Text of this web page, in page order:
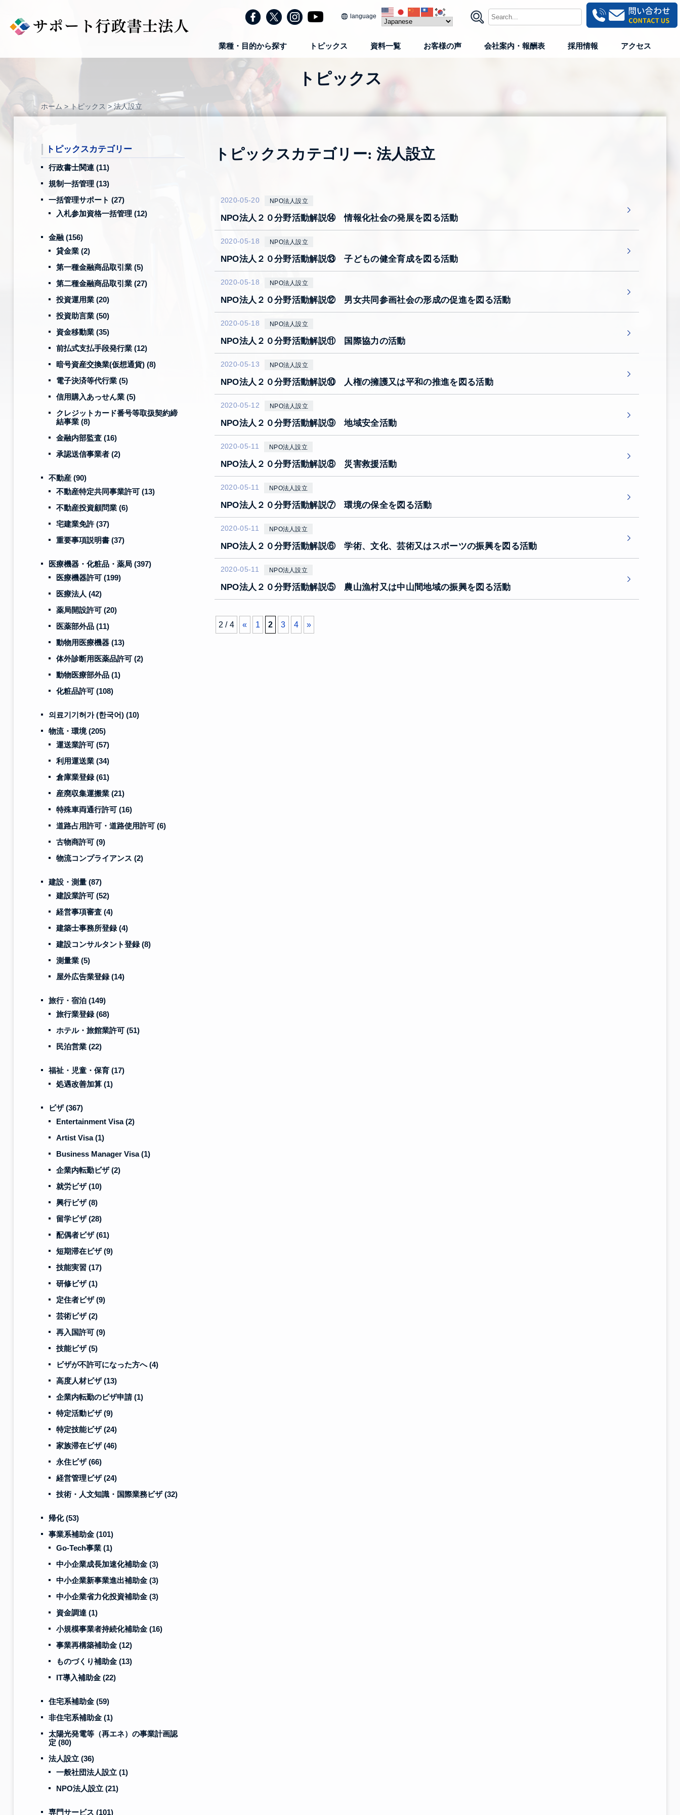
content
language
業種・目的から探す トピックス 資料一覧 お客様の声 会社案内・報酬表 採用情報 アクセス
トピックス
ホーム > トピックス > 法人設立
トピックスカテゴリー: 法人設立
2020-05-20 NPO法人設立
NPO法人２０分野活動解説⑭ 情報化社会の発展を図る活動
2020-05-18 NPO法人設立
NPO法人２０分野活動解説⑬ 子どもの健全育成を図る活動
2020-05-18 NPO法人設立
NPO法人２０分野活動解説⑫ 男女共同参画社会の形成の促進を図る活動
2020-05-18 NPO法人設立
NPO法人２０分野活動解説⑪ 国際協力の活動
2020-05-13 NPO法人設立
NPO法人２０分野活動解説⑩ 人権の擁護又は平和の推進を図る活動
2020-05-12 NPO法人設立
NPO法人２０分野活動解説⑨ 地域安全活動
2020-05-11 NPO法人設立
NPO法人２０分野活動解説⑧ 災害救援活動
2020-05-11 NPO法人設立
NPO法人２０分野活動解説⑦ 環境の保全を図る活動
2020-05-11 NPO法人設立
NPO法人２０分野活動解説⑥ 学術、文化、芸術又はスポーツの振興を図る活動
2020-05-11 NPO法人設立
NPO法人２０分野活動解説⑤ 農山漁村又は中山間地域の振興を図る活動
2 / 4 « 1 2 3 4 »
トピックスカテゴリー
行政書士関連 (11)
規制一括管理 (13)
一括管理サポート (27)
入札参加資格一括管理 (12)
金融 (156)
貸金業 (2)
第一種金融商品取引業 (5)
第二種金融商品取引業 (27)
投資運用業 (20)
投資助言業 (50)
資金移動業 (35)
前払式支払手段発行業 (12)
暗号資産交換業(仮想通貨) (8)
電子決済等代行業 (5)
信用購入あっせん業 (5)
クレジットカード番号等取扱契約締
結事業 (8)
金融内部監査 (16)
承認送信事業者 (2)
不動産 (90)
不動産特定共同事業許可 (13)
不動産投資顧問業 (6)
宅建業免許(37)
重要事項説明書 (37)
医療機器・化粧品・薬局 (397)
医療機器許可 (199)
医療法人 (42)
薬局開設許可 (20)
医薬部外品 (11)
動物用医療機器 (13)
体外診断用医薬品許可 (2)
動物医療部外品 (1)
化粧品許可 (108)
의료기기허가 (한국어) (10)
物流・環境(205)
運送業許可 (57)
利用運送業 (34)
倉庫業登録(61)
産廃収集運搬業 (21)
特殊車両通行許可 (16)
道路占用許可・道路使用許可 (6)
古物商許可 (9)
物流コンプライアンス (2)
建設・測量 (87)
建設業許可 (52)
経営事項審査 (4)
建築士事務所登録(4)
建設コンサルタント登録(8)
測量業 (5)
屋外広告業登録(14)
旅行・宿泊 (149)
旅行業登録(68)
ホテル・旅館業許可 (51)
民泊営業 (22)
福祉・児童・保育 (17)
処遇改善加算 (1)
ビザ(367)
Entertainment Visa(2)
Artist Visa(1)
Business Manager Visa(1)
企業内転勤ビザ(2)
就労ビザ(10)
興行ビザ(8)
留学ビザ(28)
配偶者ビザ(61)
短期滞在ビザ(9)
技能実習 (17)
研修ビザ(1)
定住者ビザ(9)
芸術ビザ(2)
再入国許可 (9)
技能ビザ(5)
ビザが不許可になった方へ(4)
高度人材ビザ(13)
企業内転勤のビザ申請 (1)
特定活動ビザ(9)
特定技能ビザ(24)
家族滞在ビザ(46)
永住ビザ(66)
経営管理ビザ(24)
技術・人文知識・国際業務ビザ(32)
帰化(53)
事業系補助金 (101)
Go-Tech事業 (1)
中小企業成長加速化補助金 (3)
中小企業新事業進出補助金 (3)
中小企業省力化投資補助金 (3)
資金調達 (1)
小規模事業者持続化補助金 (16)
事業再構築補助金 (12)
ものづくり補助金 (13)
IT導入補助金 (22)
住宅系補助金 (59)
非住宅系補助金 (1)
太陽光発電等（再エネ）の事業計画認
定 (80)
法人設立 (36)
一般社団法人設立 (1)
NPO法人設立 (21)
専門サービス (101)